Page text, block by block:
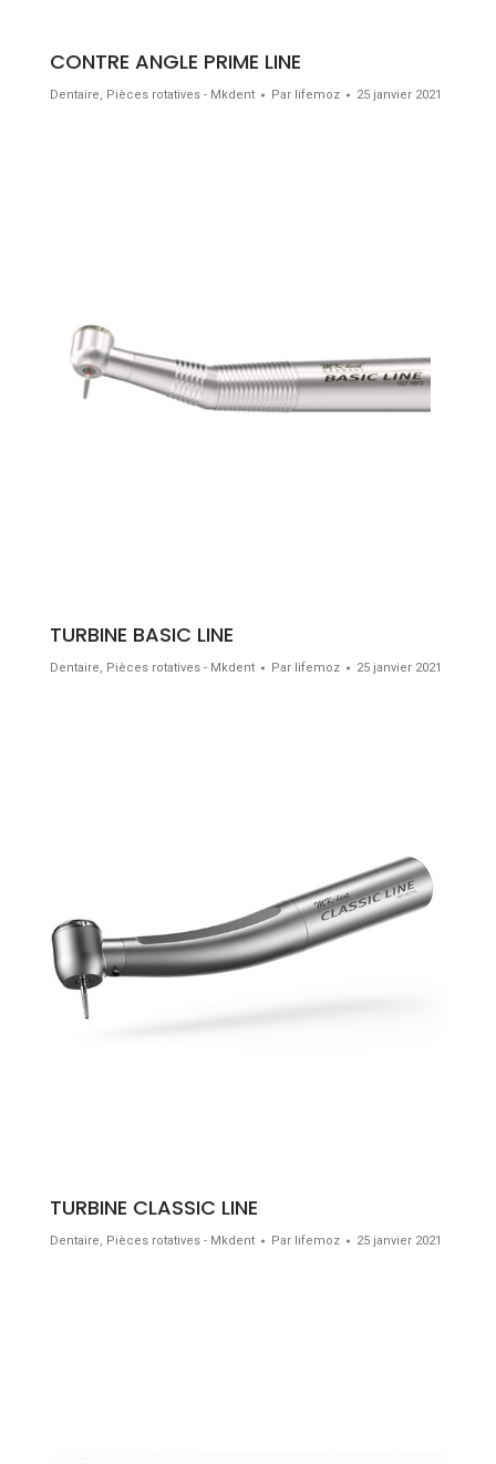
CONTRE ANGLE PRIME LINE
Dentaire, Pièces rotatives - Mkdent Par lifemoz 25 janvier 2021
TURBINE BASIC LINE
Dentaire, Pièces rotatives - Mkdent Par lifemoz 25 janvier 2021
TURBINE CLASSIC LINE
Dentaire, Pièces rotatives - Mkdent Par lifemoz 25 janvier 2021